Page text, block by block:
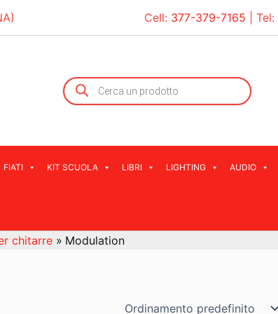
Cell: 377-379-7165 | Tel:
Products
search
FIATI KIT SCUOLA LIBRI LIGHTING AUDIO
chitarre Modulation